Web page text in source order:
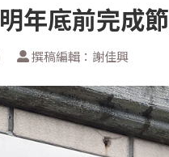
年底前完成
撰稿編輯：謝佳興